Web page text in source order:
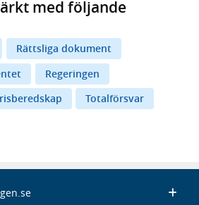
med följande
Rättsliga dokument
Regeringen
Totalförsvar